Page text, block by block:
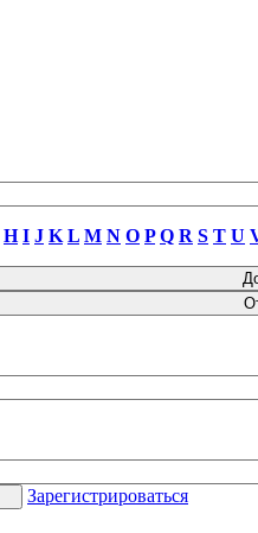
H I J K L M N O P Q R S T U
Зарегистрироваться